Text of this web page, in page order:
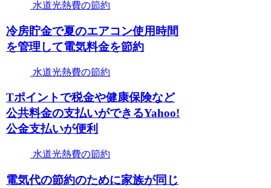
水道光熱費の節約
冷房貯金で夏のエアコン使用時間
を管理して電気料金を節約
水道光熱費の節約
Tポイントで税金や健康保険など
公共料金の支払いができるYahoo!
公金支払いが便利
水道光熱費の節約
電気代の節約のために家族が同じ